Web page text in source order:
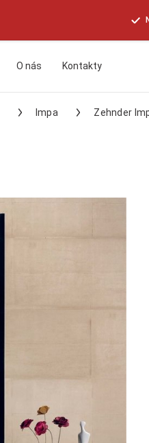
O nás Kontakty
Impa Zehnder